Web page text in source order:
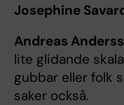
Josephine
Andreas
lite glidande
gubbar eller folk
saker också.